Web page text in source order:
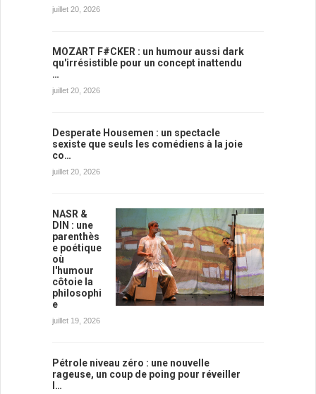
juillet 20, 2026
MOZART F#CKER : un humour aussi dark
qu'irrésistible pour un concept inattendu
…
juillet 20, 2026
Desperate Housemen : un spectacle
sexiste que seuls les comédiens à la joie
co…
juillet 20, 2026
NASR &
DIN : une
parenthès
e poétique
où
l'humour
côtoie la
philosophi
e
juillet 19, 2026
Pétrole niveau zéro : une nouvelle
rageuse, un coup de poing pour réveiller
l…